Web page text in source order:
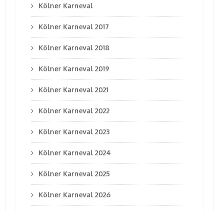
Kölner Karneval
Kölner Karneval 2017
Kölner Karneval 2018
Kölner Karneval 2019
Kölner Karneval 2021
Kölner Karneval 2022
Kölner Karneval 2023
Kölner Karneval 2024
Kölner Karneval 2025
Kölner Karneval 2026